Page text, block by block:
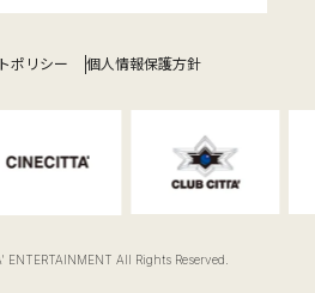
ポリシー 個人情報保護方針
All Rights Reserved.